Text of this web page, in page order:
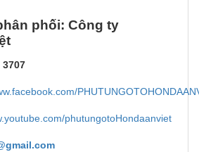
phối: Công ty
phutungotoHondaanviet